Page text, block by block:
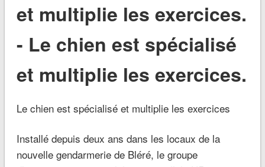
Le chien est spécialisé et multiplie les exercices
Installé depuis deux ans dans les locaux de la
nouvelle gendarmerie de Bléré, le groupe